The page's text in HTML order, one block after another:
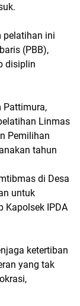
pelatihan ini
(PBB),
disiplin
Pattimura,
Linmas
Pemilihan
tahun
di Desa
untuk
Kapolsek IPDA
ketertiban
yang tak